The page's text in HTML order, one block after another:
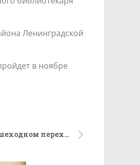
Ленинградской
в ноябре
В Петербурге внедорожник сбил школьника на пешеходном переходе